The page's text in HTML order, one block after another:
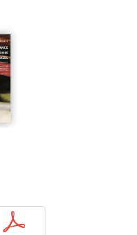
p